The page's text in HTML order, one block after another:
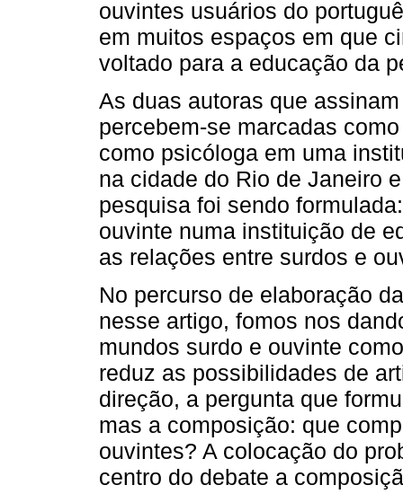
ouvintes usuários do
em muitos espaços em que
voltado para a educação da
As duas autoras que
percebem-se marcadas
como psicóloga em uma
na cidade do Rio de Janeiro
pesquisa foi sendo
ouvinte numa instituição de
as relações entre surdos e
No percurso de elaboração
nesse artigo, fomos nos
mundos surdo e ouvinte
reduz as possibilidades de
direção, a pergunta que
mas a composição: que
ouvintes? A colocação do
centro do debate a